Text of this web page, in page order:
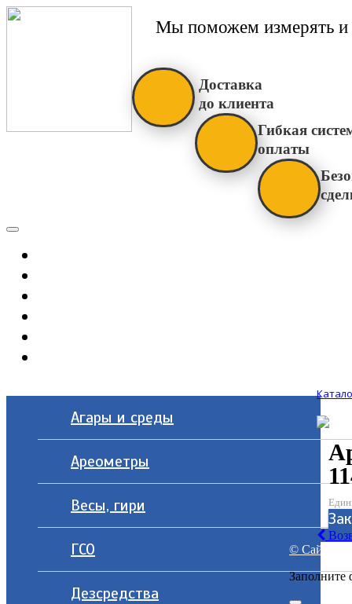
Мы поможем измерять и
Доставка
до клиента
Гибкая
оплаты
Агары и среды
Ареометры
Весы, гири
ГСО
Дезсредства
© Сайт
Заполните